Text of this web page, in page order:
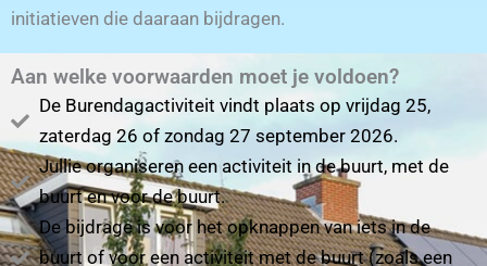
initiatieven die daaraan bijdragen.
Aan welke voorwaarden moet je voldoen?
De Burendagactiviteit vindt plaats op vrijdag 25,
zaterdag 26 of zondag 27 september 2026.
Jullie organiseren een activiteit in de buurt, met de
buurt en voor de buurt.
De bijdrage is voor het opknappen van iets in de
buurt of voor een activiteit met de buurt (zoals een